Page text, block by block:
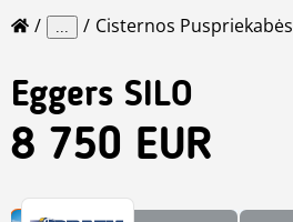
... Cisternos Puspriekabės
Eggers SILO
8 750 EUR